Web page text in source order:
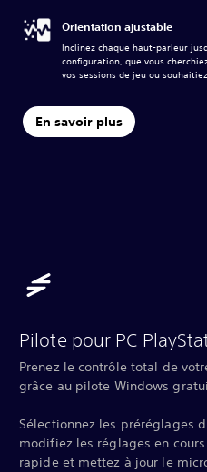
Orientation ajustable
Inclinez chaque haut-parleur
configuration, que vous
vos sessions de jeu ou
En savoir plus
Pilote pour PC
Prenez le contrôle total de
grâce au pilote Windows
Sélectionnez les préréglages
modifiez les réglages en
rapide et mettez à jour le